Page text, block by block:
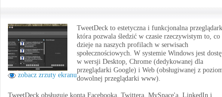
zobacz zrzuty ekranu
TweetDeck to estetyczna i funkcjonalna
która pozwala śledzić w czasie rzeczywistym to, co
dzieje na naszych profilach w serwisach
społecznościowych. W systemie Windows jest
w wersji Desktop, Chrome (dedykowanej dla
przeglądarki Google) i Web (obsługiwanej z
dowolnej przeglądarki www).
TweetDeck obsługuje konta Facebooka, Twittera, MySpace'a, LinkedIn i